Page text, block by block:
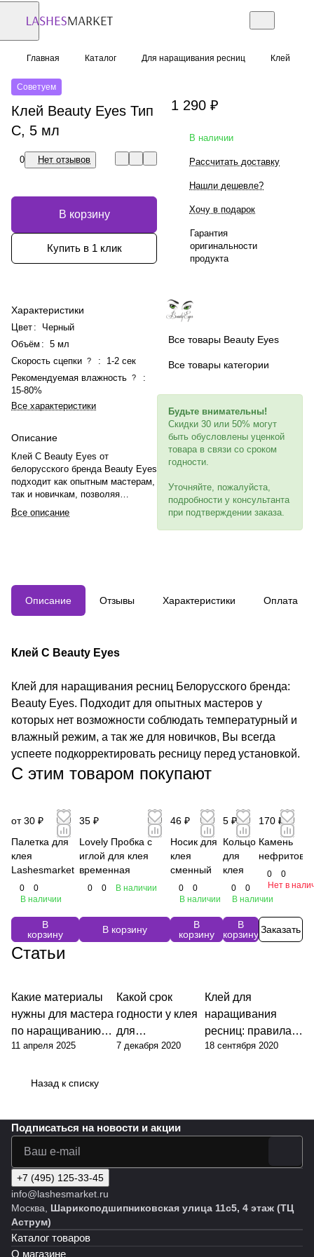
Главная Каталог Для наращивания ресниц Клей
Советуем
Клей Beauty Eyes Тип
C, 5 мл
0 Нет отзывов
В корзину
Купить в 1 клик
Характеристики
Цвет :
Черный
Объём : 5 мл
Скорость сцепки ? :
1-2 сек
Рекомендуемая влажность ?
:
15-80%
Все характеристики
Описание
Клей C Beauty Eyes от
белорусского бренда Beauty Eyes
подходит как опытным мастерам,
так и новичкам, позволяя
корректировать ресницу перед
установкой и не требователен к
Все описание
1 290 ₽
В наличии
Рассчитать доставку
Нашли дешевле?
Хочу в подарок
Гарантия
оригинальности
продукта
Все товары Beauty Eyes
Все товары категории
Будьте внимательны!
Скидки 30 или 50% могут
быть обусловлены уценкой
товара в связи со сроком
годности.
Уточняйте, пожалуйста,
подробности у консультанта
при подтверждении заказа.
Описание Отзывы Характеристики Оплата
Клей C Beauty Eyes
Клей для наращивания ресниц Белорусского бренда:
Beauty Eyes. Подходит для опытных мастеров у
которых нет возможности соблюдать температурный и
влажный режим, а так же для новичков, Вы всегда
успеете подкорректировать ресницу перед установкой.
С этим товаром покупают
от 30 ₽
Палетка для
клея
Lashesmarket
0
0
В наличии
В
корзину
35 ₽
Lovely Пробка с
иглой для клея
временная
0 0 В наличии
В корзину
46 ₽
Носик для
клея
сменный
0
0
В наличии
В
корзину
5 ₽
Кольцо
для
клея
0
0
В наличии
В
корзину
170 ₽
Камень
0
0
Нет в
Заказать
Статьи
Какие материалы
нужны для мастера
по наращиванию
ресниц?
11 апреля 2025
Какой срок
годности у клея
для
наращивания
7 декабря 2020
Клей для
наращивания
ресниц: правила
работы и
18 сентября 2020
Назад к списку
Подписаться на новости и акции
+7 (495) 125-33-45
info@lashesmarket.ru
Москва, Шарикоподшипниковская улица 11с5, 4 этаж (ТЦ
Аструм)
Каталог товаров
О магазине